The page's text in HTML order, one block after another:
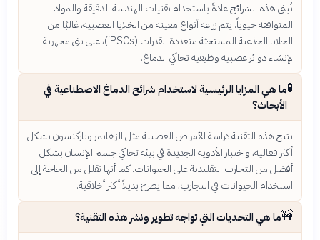
تُبنى هذه الشرائح عادةً باستخدام تقنيات الهندسة الدقيقة والمواد
المتوافقة حيوياً. يتم زراعة أنواع معينة من الخلايا العصبية، غالبًا من
الخلايا الجذعية المستحثة متعددة القدرات (iPSCs)، على بنى مجهرية
لإنشاء دوائر عصبية وظيفية تحاكي الدماغ.
🧪ما هي المزايا الرئيسية لاستخدام شرائح الدماغ الاصطناعية في
الأبحاث؟
تتيح هذه التقنية دراسة الأمراض العصبية مثل الزهايمر وباركنسون بشكل
أكثر فعالية، واختبار الأدوية الجديدة في بيئة تحاكي جسم الإنسان بشكل
أفضل من التجارب التقليدية على الحيوانات. كما أنها تقلل من الحاجة إلى
استخدام الحيوانات في التجارب، مما يطرح بديلاً أكثر أخلاقية.
🚧ما هي التحديات التي تواجه تطوير ونشر هذه التقنية؟